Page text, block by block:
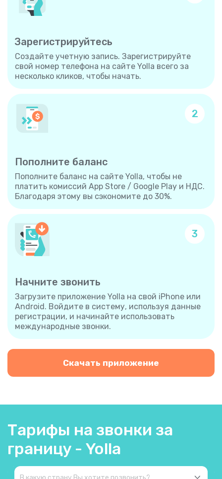
Зарегистрируйтесь
Создайте учетную запись. Зарегистрируйте
свой номер телефона на сайте Yolla всего за
несколько кликов, чтобы начать.
2
Пополните баланс
Пополните баланс на сайте Yolla, чтобы не
платить комиссий App Store / Google Play и НДС.
Благодаря этому вы сэкономите до 30%.
3
Начните звонить
Загрузите приложение Yolla на свой iPhone или
Android. Войдите в систему, используя данные
регистрации, и начинайте использовать
международные звонки.
Скачать приложение
Тарифы на звонки за
границу - Yolla